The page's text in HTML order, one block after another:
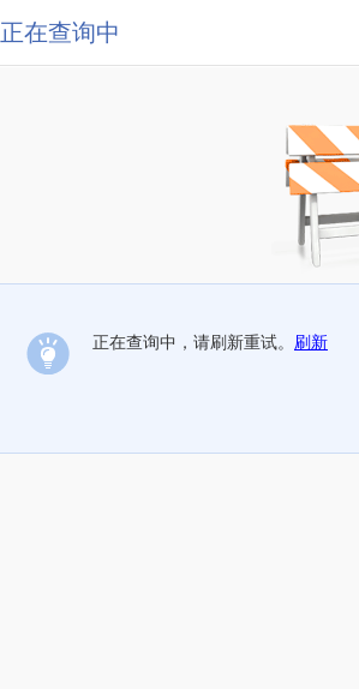
正在查询中
正在查询中，请刷新重试。 刷新